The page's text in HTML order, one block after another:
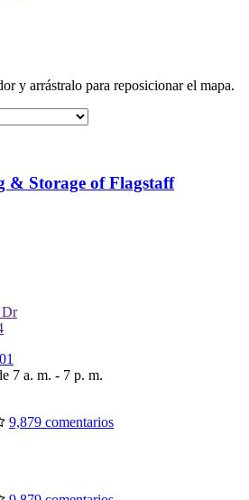
y arrástralo para reposicionar el mapa.
& Storage of Flagstaff
Dr
7 a. m. - 7 p. m.
9,879 comentarios